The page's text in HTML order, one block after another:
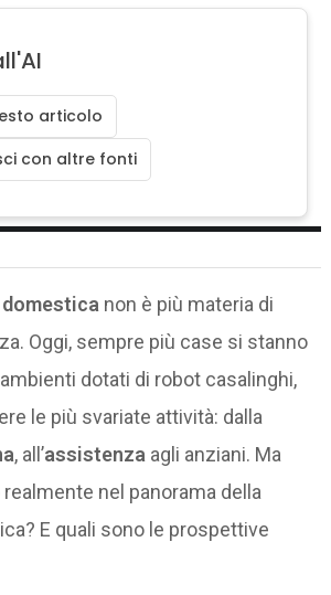
articolo
con altre fonti
non è più materia di
Oggi, sempre più case si stanno
dotati di robot casalinghi,
le più svariate attività: dalla
, all’assistenza agli anziani. Ma
nel panorama della
E quali sono le prospettive